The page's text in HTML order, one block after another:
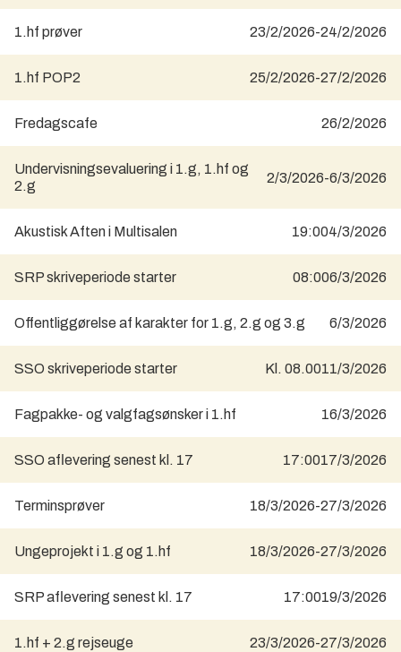
1.hf prøver 23/2/2026-24/2/2026
1.hf POP2 25/2/2026-27/2/2026
Fredagscafe 26/2/2026
Undervisningsevaluering i 1.g, 1.hf og
2.g
2/3/2026-6/3/2026
Akustisk Aften i Multisalen 19:004/3/2026
SRP skriveperiode starter 08:006/3/2026
Offentliggørelse af karakter for 1.g, 2.g og 3.g 6/3/2026
SSO skriveperiode starter Kl. 08.0011/3/2026
Fagpakke- og valgfagsønsker i 1.hf 16/3/2026
SSO aflevering senest kl. 17 17:0017/3/2026
Terminsprøver 18/3/2026-27/3/2026
Ungeprojekt i 1.g og 1.hf 18/3/2026-27/3/2026
SRP aflevering senest kl. 17 17:0019/3/2026
1.hf + 2.g rejseuge 23/3/2026-27/3/2026